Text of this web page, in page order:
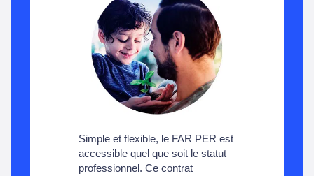
Simple et flexible, le FAR PER est
accessible quel que soit le statut
professionnel. Ce contrat